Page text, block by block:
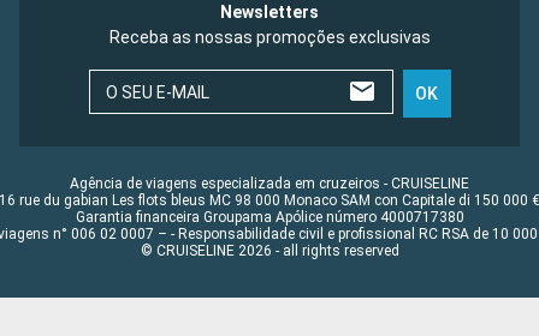
Newsletters
Receba as nossas promoções exclusivas
O SEU E-MAIL OK
Agência de viagens especializada em cruzeiros - CRUISELINE
16 rue du gabian Les flots bleus MC 98 000 Monaco SAM con Capitale di 150 000 €
Garantia financeira Groupama Apólice número 4000717380
n° 006 02 0007 – - Responsabilidade civil e profissional RC RSA de 10 000
© CRUISELINE 2026 - all rights reserved